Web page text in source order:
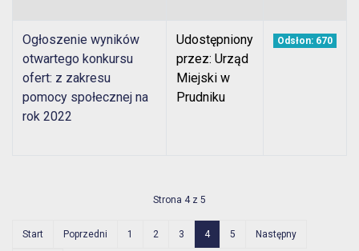
Ogłoszenie wyników
otwartego konkursu
ofert: z zakresu
pomocy społecznej na
rok 2022
Udostępniony
przez: Urząd
Miejski w
Prudniku
Odsłon: 670
Strona 4 z 5
Start Poprzedni 1 2 3 4 5 Następny